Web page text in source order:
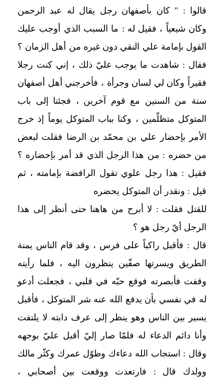
قالوا : " كان بأصفهان رجل يقال له عبد الرحمن
وكان شيعياً ، فقيل له : ما السبب الذي أوجب عليك
القول بإمامة علي النقي دون غيره من أهل الزمان ؟
فقال : شاهدت ما يوجب عليّ ذلك ، إني كنت رجلا
فقيراً وكان لي لسان وجرأة ، فأخرجني أهل أصفهان
سنة من السنين مع قوم آخرين ، فجئنا إلى باب
المتوكل متظلّمين ، وكنا بباب المتوكل يوماً إذ خرج
الأمر بإحضار علي بن محمّد بن الرضا فقلت لبعض
من حضره : من هذا الرجل الذي قد أمر بإحضاره ؟
فقيل : هذا رجل علوي تقول الرافضة بإمامته ، ثم
قيل : ونقدر أن المتوكل يحضره
للقتل فقلت : لا أبرح من هاهنا حتى أنظر إلى هذا
الرجل أيّ رجل هو ؟
قال : فأقبل راكباً على فرس ، وقد قام الناس يمنة
الطريق ويسرتها صفّين ينظرون اليه ، فلما رأيته
وقفت فأبصرته فوقع حبّه في قلبي ، فجعلت أدعو
له في نفسي بأن يدفع الله عنه شر المتوكل ، فأقبل
يسير بين الناس وهو ينظر إلى عرف دابته لا يلتفت
وأنا دائم الدعاء له فلمّا صار إليّ أقبل عليّ بوجهه
وقال : استجاب الله دعاءك وطوّل عمرك وكثّر مالك
وولدك قال : فارتعدت ووقعت بين أصحابي ،